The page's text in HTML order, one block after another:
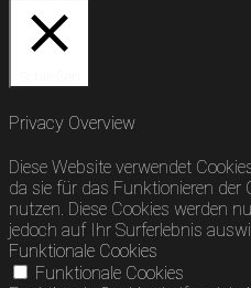
Privacy Overview
Diese Website verwendet
da sie für das Funktionieren der
nutzen. Diese Cookies werden
jedoch auf Ihr Surferlebnis
Funktionale Cookies
Funktionale Cookies